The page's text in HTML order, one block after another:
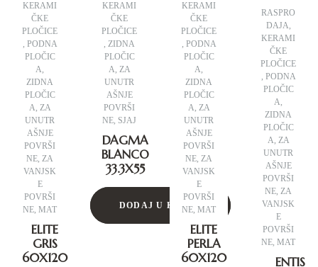
KERAMI
ČKE
PLOČICE
, PODNA
PLOČIC
A,
ZIDNA
PLOČIC
A, ZA
UNUTR
AŠNJE
POVRŠI
NE, ZA
VANJSK
E
POVRŠI
NE, MAT
ELITE
GRIS
60X120
KERAMI
ČKE
PLOČICE
, ZIDNA
PLOČIC
A, ZA
UNUTR
AŠNJE
POVRŠI
NE, SJAJ
DAGMA
BLANCO
33.3X55
DODAJ U KORPU
KERAMI
ČKE
PLOČICE
, PODNA
PLOČIC
A,
ZIDNA
PLOČIC
A, ZA
UNUTR
AŠNJE
POVRŠI
NE, ZA
VANJSK
E
POVRŠI
NE, MAT
ELITE
PERLA
60X120
RASPRO
DAJA,
KERAMI
ČKE
PLOČICE
, PODNA
PLOČIC
A,
ZIDNA
PLOČIC
A, ZA
UNUTR
AŠNJE
POVRŠI
NE, ZA
VANJSK
E
POVRŠI
NE, MAT
ENTIS